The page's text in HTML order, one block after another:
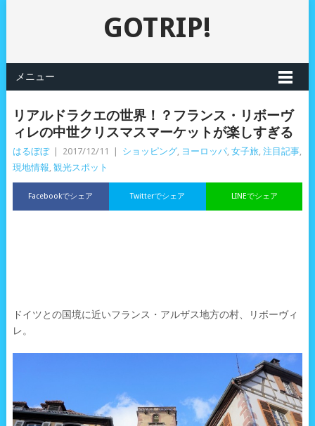
GOTRIP!
メニュー
リアルドラクエの世界！？フランス・リボーヴ
ィレの中世クリスマスマーケットが楽しすぎる
はるぼぼ 2017/12/11 ショッピング, ヨーロッパ, 女子旅, 注目記事,
現地情報, 観光スポット
Facebookでシェア LINEでシェア
Twitterでシェア
ドイツとの国境に近いフランス・アルザス地方の村、リボーヴィ
レ。